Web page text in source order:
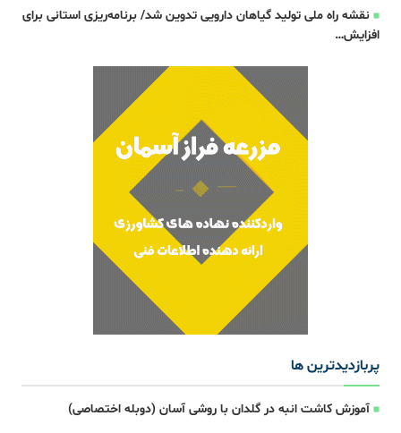
نقشه راه ملی تولید گیاهان دارویی تدوین شد/ برنامه‌ریزی استانی برای
افزایش…
پربازدیدترین ها
آموزش کاشت انبه در گلدان با روشی آسان (دوبله اختصاصی)